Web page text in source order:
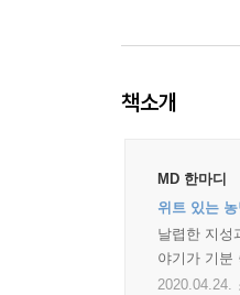
책소개
MD 한마디
위트 있는
날렵한 지성
야기가 기분
2020.04.24.